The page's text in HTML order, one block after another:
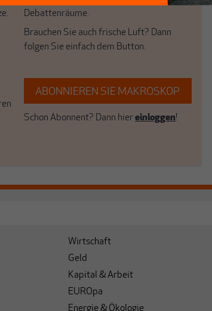
Debattenräume.
Brauchen Sie auch frische Luft? Dann
folgen Sie einfach dem Button.
ABONNIEREN SIE MAKROSKOP
Schon Abonnent? Dann hiereinloggen!
Wirtschaft
Geld
Kapital & Arbeit
EUROpa
Energie & Ökologie